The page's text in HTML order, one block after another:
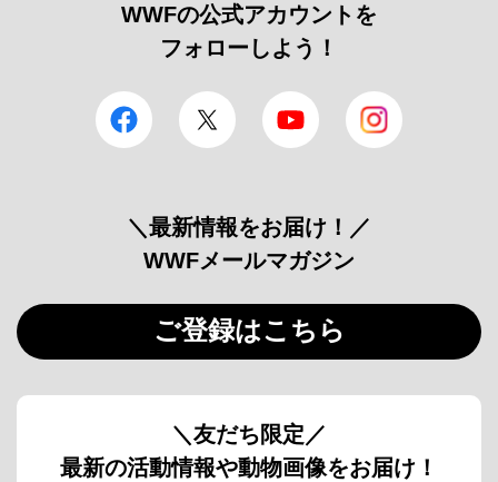
WWFの公式アカウントを
フォローしよう！
facebook Twitter YouTube
＼最新情報をお届け！／
WWFメールマガジン
ご登録はこちら
＼友だち限定／
最新の活動情報や動物画像をお届け！